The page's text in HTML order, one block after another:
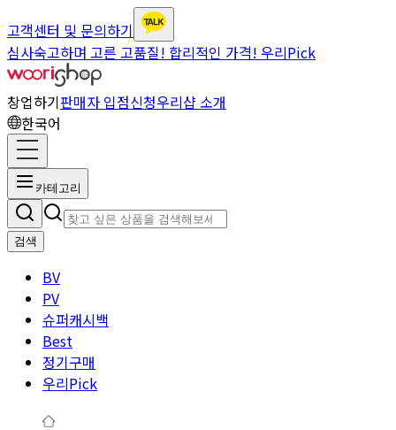
고객센터 및 문의하기
심사숙고하며 고른 고품질! 합리적인 가격! 우리Pick
창업하기판매자 입점신청우리샵 소개
한국어
카테고리
검색
BV
PV
슈퍼캐시백
Best
정기구매
우리Pick